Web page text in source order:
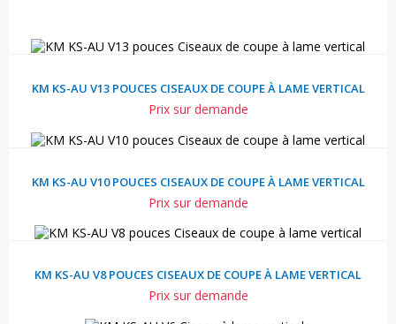
KM KS-AU V13 POUCES CISEAUX DE COUPE À LAME VERTICAL
Prix sur demande
KM KS-AU V10 POUCES CISEAUX DE COUPE À LAME VERTICAL
Prix sur demande
KM KS-AU V8 POUCES CISEAUX DE COUPE À LAME VERTICAL
Prix sur demande